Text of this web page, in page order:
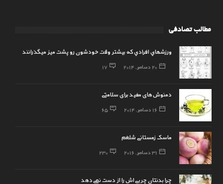
مطالب تصادفی
ورزشهاي افرادي كه بيشتر وقت خودشون رو پشت ميز ميگذرانند
20 دسامبر, 2014 17
دمنوش‌های مفید برای سلامتی
16 دسامبر, 2014 65
ماسک زمستانی شلغم
31 دسامبر, 2016 230
چرا بدنتان چربی‌اش را از دست نمی‌دهد